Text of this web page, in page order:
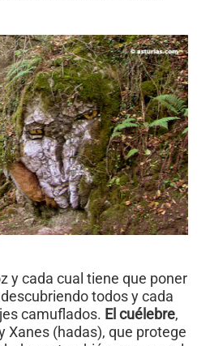
y cada cual tiene que poner
todos y cada
camuflados. El cuélebre,
Xanes (hadas), que protege